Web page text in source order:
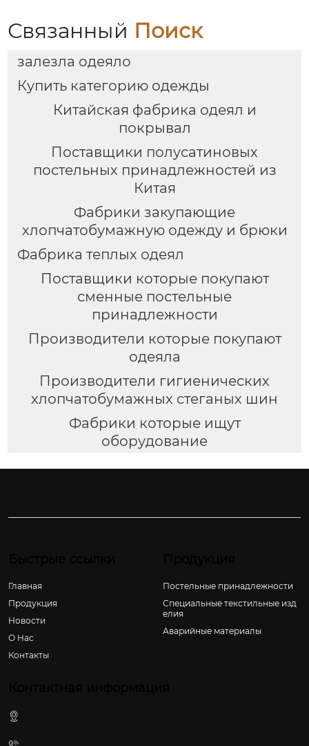
Связанный Поиск
залезла одеяло
Купить категорию одежды
Китайская фабрика одеял и
покрывал
Поставщики полусатиновых
постельных принадлежностей из
Китая
Фабрики закупающие
хлопчатобумажную одежду и брюки
Фабрика теплых одеял
Поставщики которые покупают
сменные постельные
принадлежности
Производители которые покупают
одеяла
Производители гигиенических
хлопчатобумажных стеганых шин
Фабрики которые ищут
оборудование
Главная
Продукция
Новости
О Hас
Контакты
Постельные принадлежности
Специальные текстильные изд
елия
Аварийные материалы